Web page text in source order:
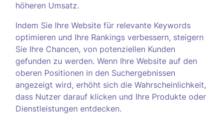
höheren Umsatz.
Indem Sie Ihre Website für relevante Keywords
optimieren und Ihre Rankings verbessern, steigern
Sie Ihre Chancen, von potenziellen Kunden
gefunden zu werden. Wenn Ihre Website auf den
oberen Positionen in den Suchergebnissen
angezeigt wird, erhöht sich die Wahrscheinlichkeit,
dass Nutzer darauf klicken und Ihre Produkte oder
Dienstleistungen entdecken.